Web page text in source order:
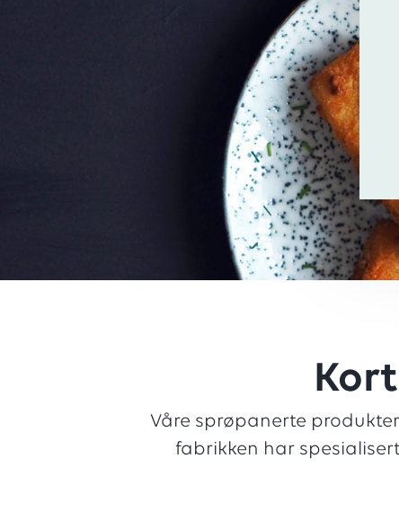
Våre sprøpanerte
fabrikken har